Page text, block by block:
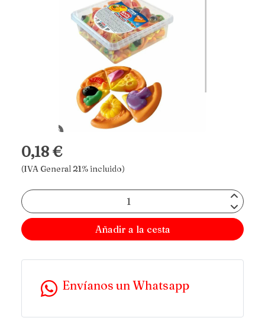
0,18 €
(IVA General 21% incluido)
Añadir a la cesta
Envíanos un Whatsapp